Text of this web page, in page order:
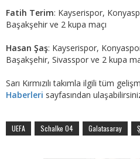
Fatih Terim: Kayserispor,
Başakşehir ve 2 kupa maçı
Hasan Şaş: Kayserispor,
Başakşehir, Sivasspor ve 2 kupa
Sarı Kırmızılı takımla ilgili tüm
Haberleri sayfasından
UEFA Schalke 04 Galatasaray